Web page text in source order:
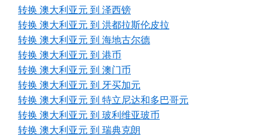
转换 澳大利亚元 到 泽西镑
转换 澳大利亚元 到 洪都拉斯伦皮拉
转换 澳大利亚元 到 海地古尔德
转换 澳大利亚元 到 港币
转换 澳大利亚元 到 澳门币
转换 澳大利亚元 到 牙买加元
转换 澳大利亚元 到 特立尼达和多巴哥元
转换 澳大利亚元 到 玻利维亚玻币
转换 澳大利亚元 到 瑞典克朗